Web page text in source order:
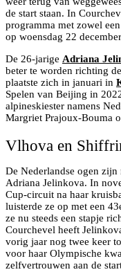
de start staan. In
programma met zowel
op woensdag 22
De 26-jarige Adriana
beter te worden richting
plaatste zich in januari in
Spelen van Beijing in
alpineskiester namens
Margriet Prajoux-Bouma
Vlhova en
De Nederlandse ogen
Adriana Jelinkova. In
Cup-circuit na haar
luisterde ze op met een
ze nu steeds een stapje
Courchevel heeft
vorig jaar nog twee keer
voor haar Olympische
zelfvertrouwen aan de